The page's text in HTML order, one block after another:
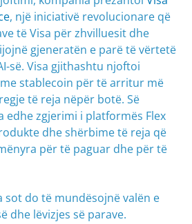
, një iniciativë revolucionare që
të Visa për zhvilluesit dhe
gjeneratën e parë të vërtetë
së. Visa gjithashtu njoftoi
stablecoin për të arritur më
të reja nëpër botë. Së
edhe zgjerimi i platformës Flex
dhe shërbime të reja që
për të paguar dhe për të
sot do të mundësojnë valën e
dhe lëvizjes së parave.